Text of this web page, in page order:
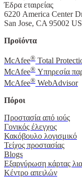
Έδρα εταιρείας
6220 America Center
San Jose, CA 95002
Προϊόντα
McAfee® Total
McAfee® Υπηρεσία
McAfee® WebAdvisor
Πόροι
Προστασία από ιούς
Γονικός έλεγχος
Κακόβουλο λογισμικό
Τείχος προστασίας
Blogs
Εξαργύρωση κάρτας
Κέντρο απειλών